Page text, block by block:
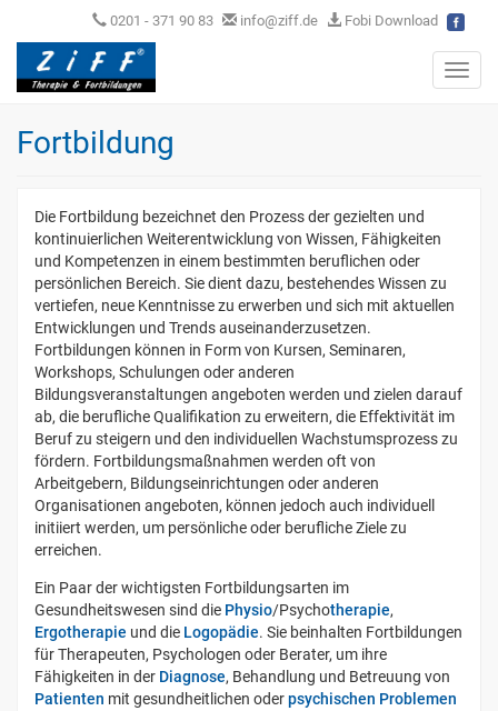
0201 - 371 90 83 info@ziff.de Fobi Download
Fortbildung
Die Fortbildung bezeichnet den Prozess der gezielten und
kontinuierlichen Weiterentwicklung von Wissen, Fähigkeiten
und Kompetenzen in einem bestimmten beruflichen oder
persönlichen Bereich. Sie dient dazu, bestehendes Wissen zu
vertiefen, neue Kenntnisse zu erwerben und sich mit aktuellen
Entwicklungen und Trends auseinanderzusetzen.
Fortbildungen können in Form von Kursen, Seminaren,
Workshops, Schulungen oder anderen
Bildungsveranstaltungen angeboten werden und zielen darauf
ab, die berufliche Qualifikation zu erweitern, die Effektivität im
Beruf zu steigern und den individuellen Wachstumsprozess zu
fördern. Fortbildungsmaßnahmen werden oft von
Arbeitgebern, Bildungseinrichtungen oder anderen
Organisationen angeboten, können jedoch auch individuell
initiiert werden, um persönliche oder berufliche Ziele zu
erreichen.
Ein Paar der wichtigsten Fortbildungsarten im
Gesundheitswesen sind die Physio/Psychotherapie,
Ergotherapie und die Logopädie. Sie beinhalten Fortbildungen
für Therapeuten, Psychologen oder Berater, um ihre
Fähigkeiten in der Diagnose, Behandlung und Betreuung von
Patienten mit gesundheitlichen oderpsychischen Problemen